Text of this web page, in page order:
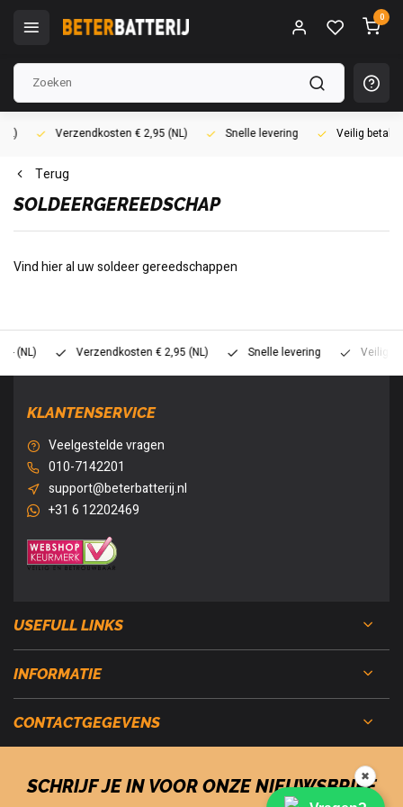
0
Verzendkosten € 2,95 (NL) Snelle levering Veilig betalen
Terug
SOLDEERGEREEDSCHAP
Vind hier al uw soldeer gereedschappen
Verzendkosten € 2,95 (NL) Snelle levering Veilig
KLANTENSERVICE
Veelgestelde vragen
010-7142201
support@beterbatterij.nl
+31 6 12202469
USEFULL LINKS
INFORMATIE
CONTACTGEGEVENS
SCHRIJF JE IN VOOR ONZE NIEUWSBRIEF
✖